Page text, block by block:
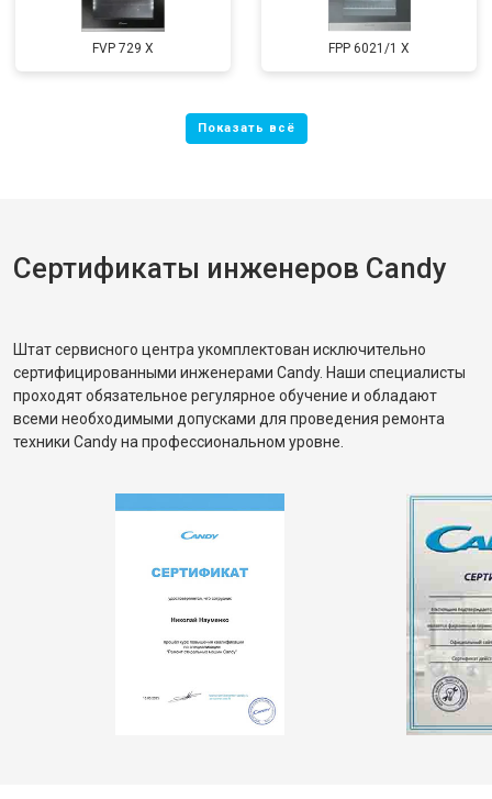
FVP 729 X FPP 6021/1 X
Сертификаты инженеров Candy
Штат сервисного центра укомплектован исключительно
сертифицированными инженерами Candy. Наши специалисты
проходят обязательное регулярное обучение и обладают
всеми необходимыми допусками для проведения ремонта
техники Candy на профессиональном уровне.